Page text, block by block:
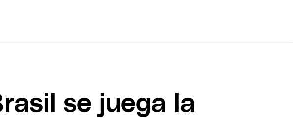
se juega la